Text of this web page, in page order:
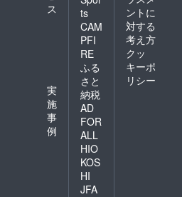
ス
実
施
事
例
ts
CAM
PFI
RE
ふる
さと
納税
AD
FOR
ALL
HIO
KOS
HI
JFA
ントに
対する
考え方
クッ
キーポ
リシー